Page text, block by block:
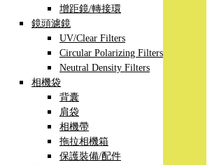
增距鏡/轉接環
鏡頭濾鏡
UV/Clear Filters
Circular Polarizing Filters
Neutral Density Filters
相機袋
背囊
肩袋
相機帶
拖拉相機箱
保護裝備/配件